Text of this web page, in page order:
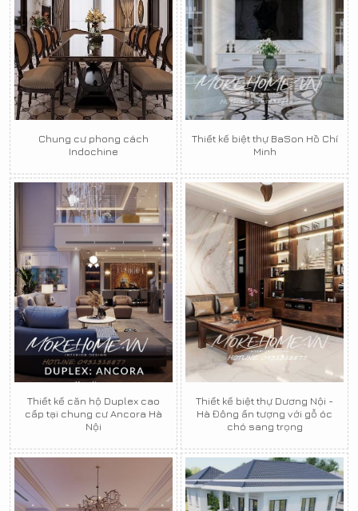
Chung cư phong cách
Indochine
Thiết kế biệt thự BaSon Hồ Chí
Minh
Thiết kế căn hộ Duplex cao
cấp tại chung cư Ancora Hà
Nội
Thiết kế biệt thự Dương Nội -
Hà Đông ấn tượng với gỗ óc
chó sang trọng